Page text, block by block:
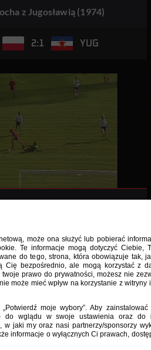
z Jugosławią (1974)
2:1 YUG
2:3 POL